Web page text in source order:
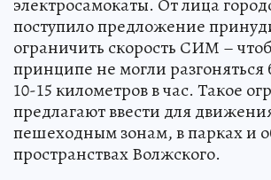
электросамокаты. От лица
поступило предложение
ограничить скорость СИМ –
принципе не могли разгоняться
10-15 километров в час. Такое
предлагают ввести для
пешеходным зонам, в парках и
пространствах Волжского.